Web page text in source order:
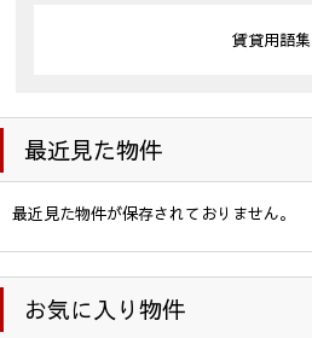
賃貸用語集
最近見た物件
最近見た物件が保存されておりません。
お気に入り物件